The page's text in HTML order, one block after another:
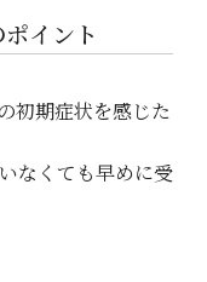
イント
初期症状を感じた
なくても早めに受